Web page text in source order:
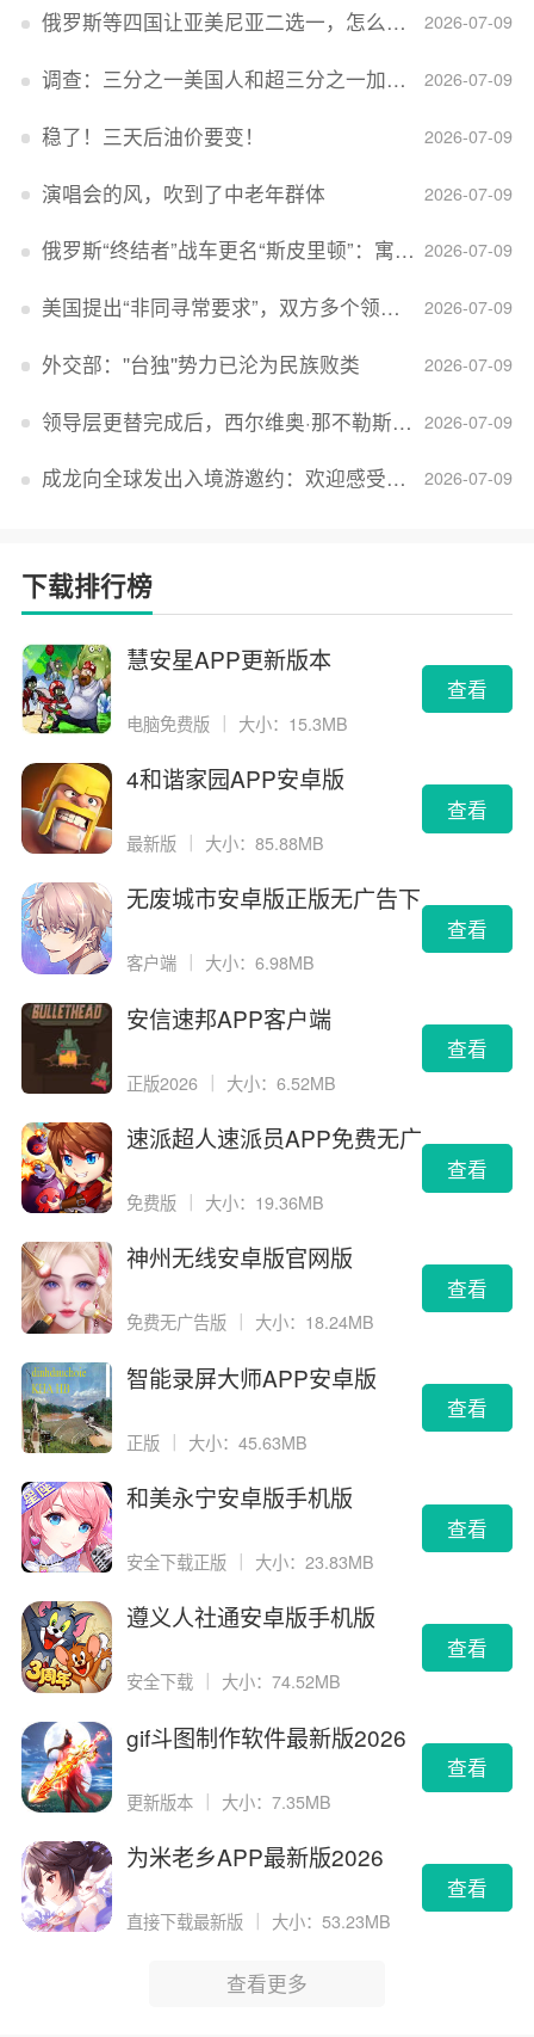
2026-07-09
俄罗斯等四国让亚美尼亚二选一，怎么回事？
2026-07-09
调查：三分之一美国人和超三分之一加拿大人感到经济压力
2026-07-09
稳了！三天后油价要变！
2026-07-09
演唱会的风，吹到了中老年群体
2026-07-09
俄罗斯“终结者”战车更名“斯皮里顿”：寓意强大可靠，彰显俄精神力量
2026-07-09
美国提出“非同寻常要求”，双方多个领域分歧依旧，印美贸易谈判进入“关键阶段”
2026-07-09
外交部：''台独''势力已沦为民族败类
2026-07-09
领导层更替完成后，西尔维奥·那不勒斯出任Lucid首席执行官
2026-07-09
成龙向全球发出入境游邀约：欢迎感受无滤镜的真实中国
下载排行榜
慧安星APP更新版本
电脑免费版 ｜ 大小：15.3MB
查看
4和谐家园APP安卓版
最新版 大小：85.88MB
查看
无废城市安卓版正版无广告下
客户端 大小：6.98MB
查看
安信速邦APP客户端
正版2026 ｜ 大小：6.52MB
查看
速派超人速派员APP免费无广
免费版 大小：19.36MB
查看
神州无线安卓版官网版
免费无广告版 大小：18.24MB
查看
智能录屏大师APP安卓版
正版 ｜ 大小：45.63MB
查看
和美永宁安卓版手机版
安全下载正版 大小：23.83MB
查看
遵义人社通安卓版手机版
安全下载 大小：74.52MB
查看
gif斗图制作软件最新版2026
更新版本 ｜ 大小：7.35MB
查看
为米老乡APP最新版2026
直接下载最新版 大小：53.23MB
查看
查看更多